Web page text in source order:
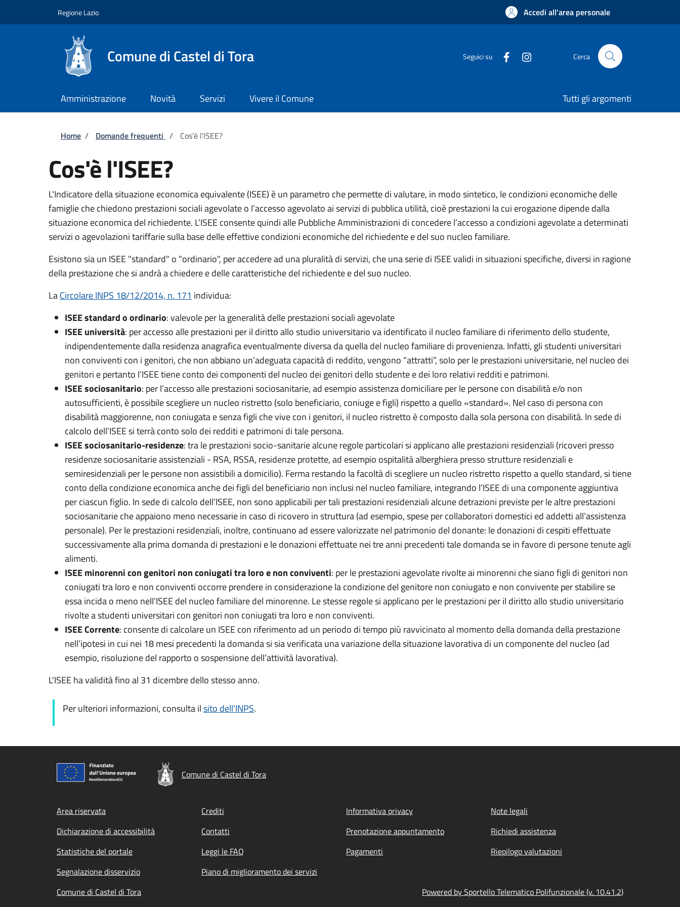
Regione Lazio Accedi all'area personale
Comune di Castel di Tora Seguici su Cerca
Amministrazione Novità Servizi Vivere il Comune Tutti gli argomenti
Briciole di pane
Home / Domande frequenti / Cos'è l'ISEE?
Cos'è l'ISEE?
L'Indicatore della situazione economica equivalente (ISEE) è un parametro che permette di valutare, in modo sintetico, le condizioni economiche delle
famiglie che chiedono prestazioni sociali agevolate o l’accesso agevolato ai servizi di pubblica utilità, cioè prestazioni la cui erogazione dipende dalla
situazione economica del richiedente. L’ISEE consente quindi alle Pubbliche Amministrazioni di concedere l’accesso a condizioni agevolate a determinati
servizi o agevolazioni tariffarie sulla base delle effettive condizioni economiche del richiedente e del suo nucleo familiare.
Esistono sia un ISEE "standard" o "ordinario", per accedere ad una pluralità di servizi, che una serie di ISEE validi in situazioni specifiche, diversi in ragione
della prestazione che si andrà a chiedere e delle caratteristiche del richiedente e del suo nucleo.
LaCircolare INPS 18/12/2014, n. 171 individua:
ISEE standard o ordinario: valevole per la generalità delle prestazioni sociali agevolate
ISEE università: per accesso alle prestazioni per il diritto allo studio universitario va identificato il nucleo familiare di riferimento dello studente,
indipendentemente dalla residenza anagrafica eventualmente diversa da quella del nucleo familiare di provenienza. Infatti, gli studenti universitari
non conviventi con i genitori, che non abbiano un’adeguata capacità di reddito, vengono “attratti”, solo per le prestazioni universitarie, nel nucleo dei
genitori e pertanto l’ISEE tiene conto dei componenti del nucleo dei genitori dello studente e dei loro relativi redditi e patrimoni.
ISEE sociosanitario: per l’accesso alle prestazioni sociosanitarie, ad esempio assistenza domiciliare per le persone con disabilità e/o non
autosufficienti, è possibile scegliere un nucleo ristretto (solo beneficiario, coniuge e figli) rispetto a quello «standard». Nel caso di persona con
disabilità maggiorenne, non coniugata e senza figli che vive con i genitori, il nucleo ristretto è composto dalla sola persona con disabilità. In sede di
calcolo dell’ISEE si terrà conto solo dei redditi e patrimoni di tale persona.
ISEE sociosanitario-residenze: tra le prestazioni socio-sanitarie alcune regole particolari si applicano alle prestazioni residenziali (ricoveri presso
residenze sociosanitarie assistenziali - RSA, RSSA, residenze protette, ad esempio ospitalità alberghiera presso strutture residenziali e
semiresidenziali per le persone non assistibili a domicilio). Ferma restando la facoltà di scegliere un nucleo ristretto rispetto a quello standard, si tiene
conto della condizione economica anche dei figli del beneficiario non inclusi nel nucleo familiare, integrando l’ISEE di una componente aggiuntiva
per ciascun figlio. In sede di calcolo dell’ISEE, non sono applicabili per tali prestazioni residenziali alcune detrazioni previste per le altre prestazioni
sociosanitarie che appaiono meno necessarie in caso di ricovero in struttura (ad esempio, spese per collaboratori domestici ed addetti all’assistenza
personale). Per le prestazioni residenziali, inoltre, continuano ad essere valorizzate nel patrimonio del donante: le donazioni di cespiti effettuate
successivamente alla prima domanda di prestazioni e le donazioni effettuate nei tre anni precedenti tale domanda se in favore di persone tenute agli
alimenti.
ISEE minorenni con genitori non coniugati tra loro e non conviventi: per le prestazioni agevolate rivolte ai minorenni che siano figli di genitori non
coniugati tra loro e non conviventi occorre prendere in considerazione la condizione del genitore non coniugato e non convivente per stabilire se
essa incida o meno nell’ISEE del nucleo familiare del minorenne. Le stesse regole si applicano per le prestazioni per il diritto allo studio universitario
rivolte a studenti universitari con genitori non coniugati tra loro e non conviventi.
ISEE Corrente: consente di calcolare un ISEE con riferimento ad un periodo di tempo più ravvicinato al momento della domanda della prestazione
nell’ipotesi in cui nei 18 mesi precedenti la domanda si sia verificata una variazione della situazione lavorativa di un componente del nucleo (ad
esempio, risoluzione del rapporto o sospensione dell’attività lavorativa).
L'ISEE ha validità fino al 31 dicembre dello stesso anno.
Per ulteriori informazioni, consulta ilsito dell'INPS.
Comune di Castel di Tora
Footer menu
Area riservata Crediti Informativa privacy
Note legali
Dichiarazione di accessibilità
Contatti Prenotazione appuntamento
Richiedi assistenza
Statistiche del portale
Leggi le FAQ Pagamenti
Riepilogo valutazioni
Segnalazione disservizio
Piano di miglioramento dei servizi
Comune di Castel di Tora
Powered by Sportello Telematico Polifunzionale (v. 10.41.2)